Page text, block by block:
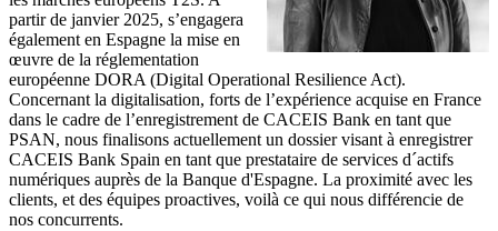
partir de janvier 2025, s’engagera
également en Espagne la mise en
œuvre de la réglementation
européenne DORA (Digital Operational Resilience Act).
Concernant la digitalisation, forts de l’expérience acquise en France
dans le cadre de l’enregistrement de CACEIS Bank en tant que
PSAN, nous finalisons actuellement un dossier visant à enregistrer
CACEIS Bank Spain en tant que prestataire de services d´actifs
numériques auprès de la Banque d'Espagne. La proximité avec les
clients, et des équipes proactives, voilà ce qui nous différencie de
nos concurrents.